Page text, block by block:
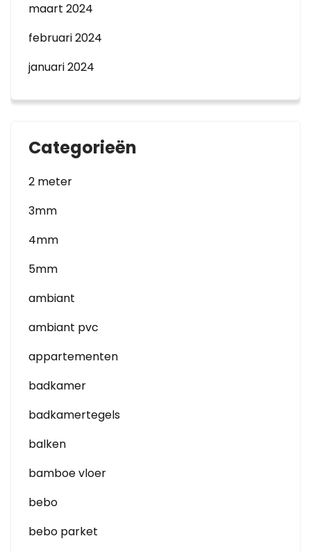
maart 2024
februari 2024
januari 2024
Categorieën
2 meter
3mm
4mm
5mm
ambiant
ambiant pvc
appartementen
badkamer
badkamertegels
balken
bamboe vloer
bebo
bebo parket